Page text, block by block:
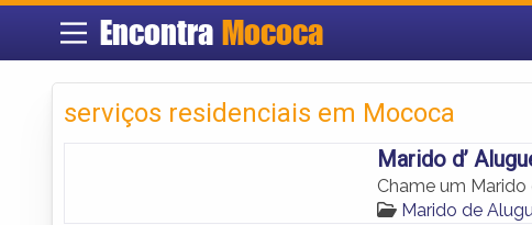
Encontra Mococa
serviços residenciais em Mococa
Marido d’
Chame um
Marido de